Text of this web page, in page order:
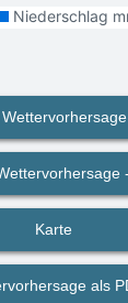
Karte
als